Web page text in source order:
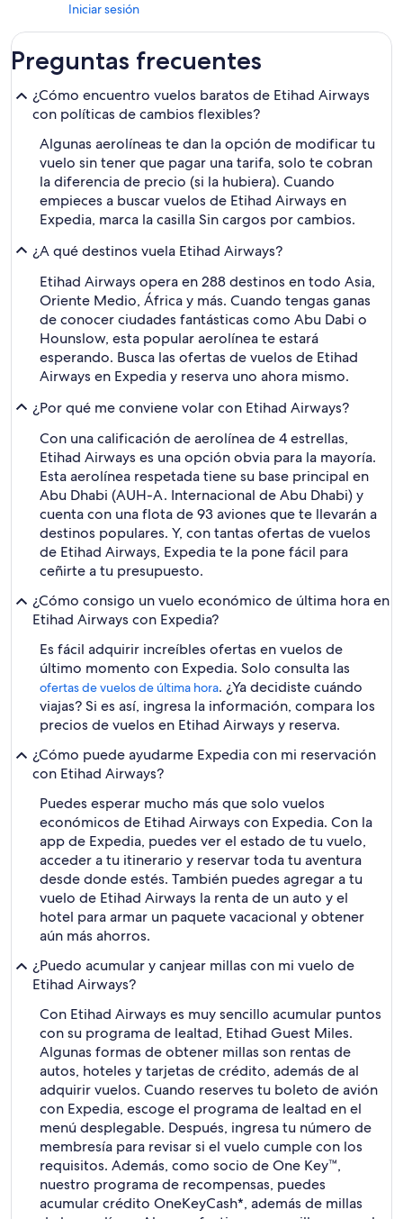
Iniciar sesión
Preguntas frecuentes
¿Cómo encuentro vuelos baratos de Etihad Airways
con políticas de cambios flexibles?
Algunas aerolíneas te dan la opción de modificar tu
vuelo sin tener que pagar una tarifa, solo te cobran
la diferencia de precio (si la hubiera). Cuando
empieces a buscar vuelos de Etihad Airways en
Expedia, marca la casilla Sin cargos por cambios.
¿A qué destinos vuela Etihad Airways?
Etihad Airways opera en 288 destinos en todo Asia,
Oriente Medio, África y más. Cuando tengas ganas
de conocer ciudades fantásticas como Abu Dabi o
Hounslow, esta popular aerolínea te estará
esperando. Busca las ofertas de vuelos de Etihad
Airways en Expedia y reserva uno ahora mismo.
¿Por qué me conviene volar con Etihad Airways?
Con una calificación de aerolínea de 4 estrellas,
Etihad Airways es una opción obvia para la mayoría.
Esta aerolínea respetada tiene su base principal en
Abu Dhabi (AUH-A. Internacional de Abu Dhabi) y
cuenta con una flota de 93 aviones que te llevarán a
destinos populares. Y, con tantas ofertas de vuelos
de Etihad Airways, Expedia te la pone fácil para
ceñirte a tu presupuesto.
¿Cómo consigo un vuelo económico de última hora en
Etihad Airways con Expedia?
Es fácil adquirir increíbles ofertas en vuelos de
último momento con Expedia. Solo consulta las
ofertas de vuelos de última hora. ¿Ya decidiste cuándo
viajas? Si es así, ingresa la información, compara los
precios de vuelos en Etihad Airways y reserva.
¿Cómo puede ayudarme Expedia con mi reservación
con Etihad Airways?
Puedes esperar mucho más que solo vuelos
económicos de Etihad Airways con Expedia. Con la
app de Expedia, puedes ver el estado de tu vuelo,
acceder a tu itinerario y reservar toda tu aventura
desde donde estés. También puedes agregar a tu
vuelo de Etihad Airways la renta de un auto y el
hotel para armar un paquete vacacional y obtener
aún más ahorros.
¿Puedo acumular y canjear millas con mi vuelo de
Etihad Airways?
Con Etihad Airways es muy sencillo acumular puntos
con su programa de lealtad, Etihad Guest Miles.
Algunas formas de obtener millas son rentas de
autos, hoteles y tarjetas de crédito, además de al
adquirir vuelos. Cuando reserves tu boleto de avión
con Expedia, escoge el programa de lealtad en el
menú desplegable. Después, ingresa tu número de
membresía para revisar si el vuelo cumple con los
requisitos. Además, como socio de One Key™,
nuestro programa de recompensas, puedes
acumular crédito OneKeyCash*, además de millas